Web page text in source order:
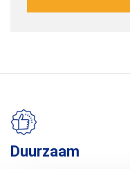
Duurzaam